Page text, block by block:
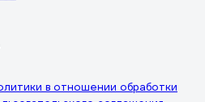
в отношении обработки